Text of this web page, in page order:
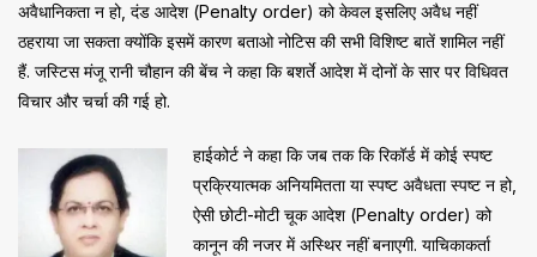
अवैधानिकता न हो, दंड आदेश (Penalty order) को केवल इसलिए अवैध नहीं
ठहराया जा सकता क्योंकि इसमें कारण बताओ नोटिस की सभी विशिष्ट बातें शामिल नहीं
हैं. जस्टिस मंजू रानी चौहान की बेंच ने कहा कि बशर्ते आदेश में दोनों के सार पर विधिवत
विचार और चर्चा की गई हो.
हाईकोर्ट ने कहा कि जब तक कि रिकॉर्ड में कोई स्पष्ट
प्रक्रियात्मक अनियमितता या स्पष्ट अवैधता स्पष्ट न हो,
ऐसी छोटी-मोटी चूक आदेश (Penalty order) को
कानून की नजर में अस्थिर नहीं बनाएगी. याचिकाकर्ता